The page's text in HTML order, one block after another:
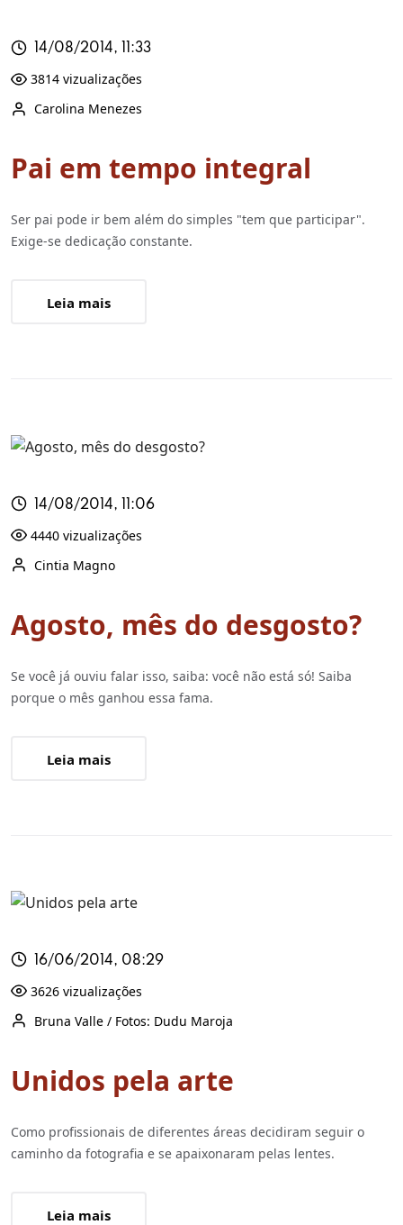
14/08/2014, 11:33
3814 vizualizações
Carolina Menezes
Pai em tempo integral
Ser pai pode ir bem além do simples "tem que participar".
Exige-se dedicação constante.
Leia mais
14/08/2014, 11:06
4440 vizualizações
Cintia Magno
Agosto, mês do desgosto?
Se você já ouviu falar isso, saiba: você não está só! Saiba
porque o mês ganhou essa fama.
Leia mais
16/06/2014, 08:29
3626 vizualizações
Bruna Valle / Fotos: Dudu Maroja
Unidos pela arte
Como profissionais de diferentes áreas decidiram seguir o
caminho da fotografia e se apaixonaram pelas lentes.
Leia mais